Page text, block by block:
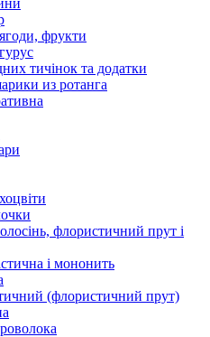
фрукти
тичінок та додатки
из ротанга
флористичний прут і
і мононить
(флористичний прут)